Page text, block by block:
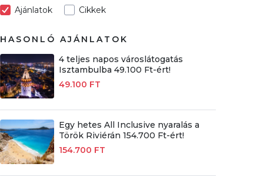
Szállodalátogatás
Sajtómegjelenések
Ajánlatok Cikkek
HASONLÓ AJÁNLATOK
4 teljes napos városlátogatás
Isztambulba 49.100 Ft-ért!
49.100 FT
Egy hetes All Inclusive nyaralás a
Török Riviérán 154.700 Ft-ért!
154.700 FT